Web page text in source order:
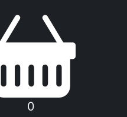
0